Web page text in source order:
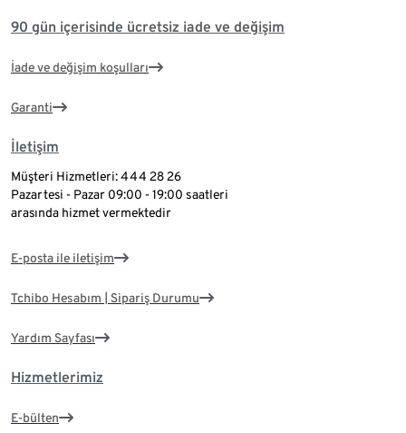
90 gün içerisinde ücretsiz iade ve değişim
İade ve değişim koşulları
Garanti
İletişim
Müşteri Hizmetleri: 444 28 26
Pazartesi - Pazar 09:00 - 19:00 saatleri
arasında hizmet vermektedir
E-posta ile iletişim
Tchibo Hesabım | Sipariş Durumu
Yardım Sayfası
Hizmetlerimiz
E-bülten